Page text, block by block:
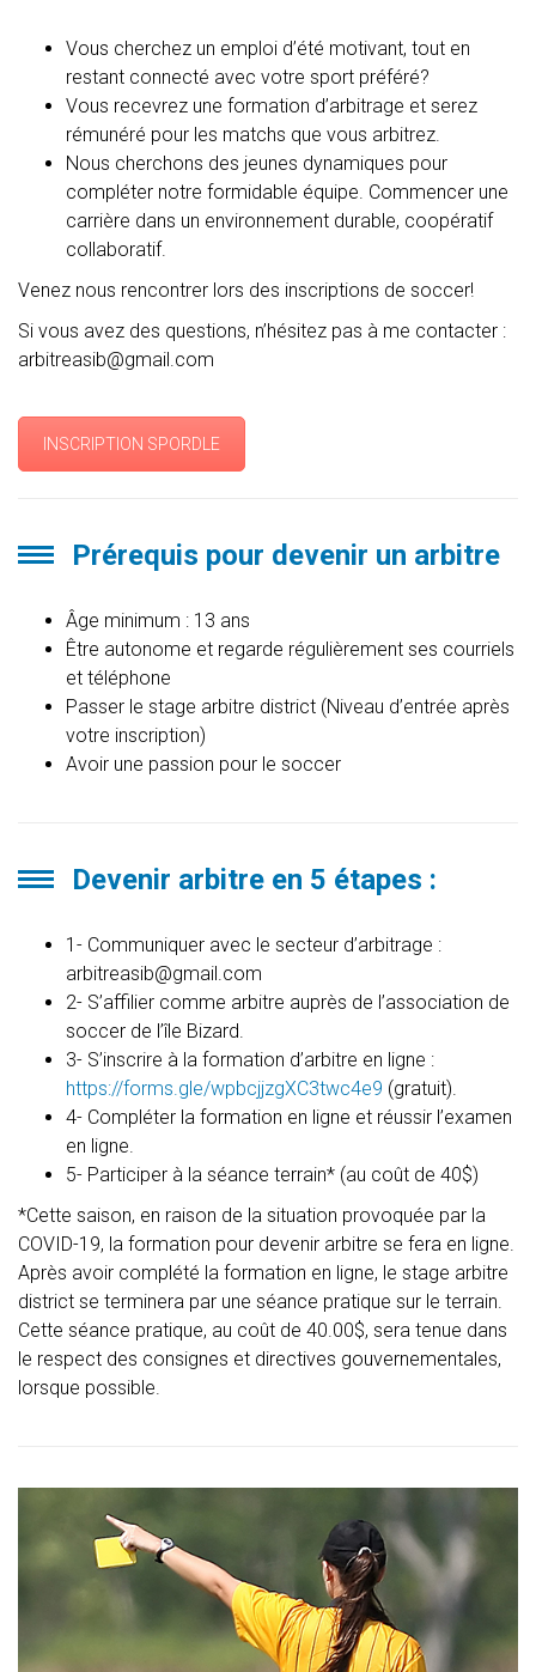
Vous cherchez un emploi d’été motivant, tout en
restant connecté avec votre sport préféré?
Vous recevrez une formation d’arbitrage et serez
rémunéré pour les matchs que vous arbitrez.
Nous cherchons des jeunes dynamiques pour
compléter notre formidable équipe. Commencer une
carrière dans un environnement durable, coopératif
collaboratif.
Venez nous rencontrer lors des inscriptions de soccer!
Si vous avez des questions, n’hésitez pas à me contacter :
arbitreasib@gmail.com
INSCRIPTION SPORDLE
Prérequis pour devenir un arbitre
Âge minimum : 13 ans
Être autonome et regarde régulièrement ses courriels
et téléphone
Passer le stage arbitre district (Niveau d’entrée après
votre inscription)
Avoir une passion pour le soccer
Devenir arbitre en 5 étapes :
1- Communiquer avec le secteur d’arbitrage :
arbitreasib@gmail.com
2- S’affilier comme arbitre auprès de l’association de
soccer de l’île Bizard.
3- S’inscrire à la formation d’arbitre en ligne :
https://forms.gle/wpbcjjzgXC3twc4e9 (gratuit).
4- Compléter la formation en ligne et réussir l’examen
en ligne.
5- Participer à la séance terrain* (au coût de 40$)
*Cette saison, en raison de la situation provoquée par la
COVID-19, la formation pour devenir arbitre se fera en ligne.
Après avoir complété la formation en ligne, le stage arbitre
district se terminera par une séance pratique sur le terrain.
Cette séance pratique, au coût de 40.00$, sera tenue dans
le respect des consignes et directives gouvernementales,
lorsque possible.